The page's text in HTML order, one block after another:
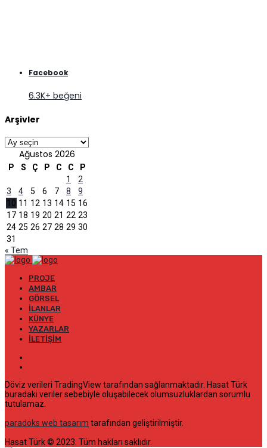
Facebook
6.3K+ beğeni
Arşivler
Arşivler
Ağustos 2026
P S Ç P C C
P
1
2
3
4 5 6 7 8
9
10 11 12 13 14 15 16
17 18 19 20 21 22 23
24 25 26 27 28 29 30
31
« Tem
PROJE
AMBAR
GÖRSEL
İLANLAR
KÜNYE
YAZARLAR
İLETIŞIM
Döviz verileri TradingView tarafından sağlanmaktadır. Hasat Türk
buradaki veriler sebebiyle oluşabilecek olumsuzluklardan sorumlu
tutulamaz.
paradoks web tasarım tarafından geliştirilmiştir.
Hasat Türk © 2023. Tüm hakları saklıdır.